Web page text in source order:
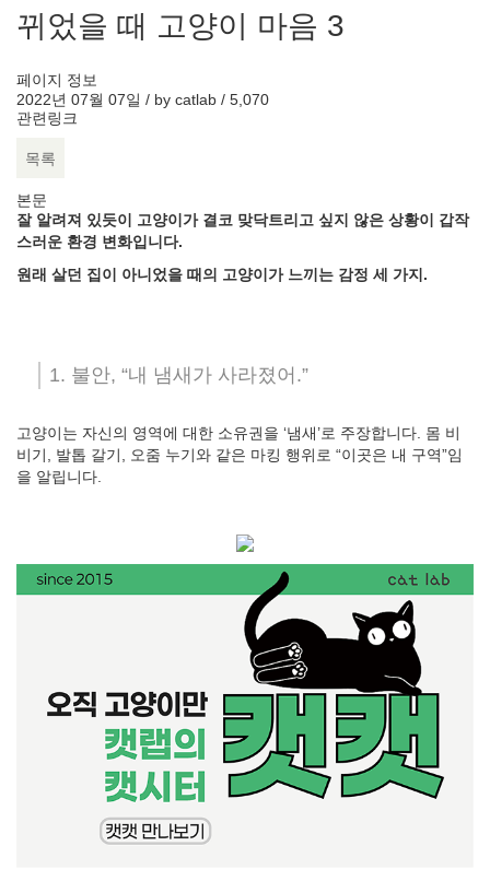
뀌었을 때 고양이 마음 3
페이지 정보
2022년 07월 07일 / by catlab / 5,070
관련링크
목록
본문
잘 알려져 있듯이 고양이가 결코 맞닥트리고 싶지 않은 상황이 갑작
스러운 환경 변화입니다.
원래 살던 집이 아니었을 때의 고양이가 느끼는 감정 세 가지.
1. 불안, “내 냄새가 사라졌어.”
고양이는 자신의 영역에 대한 소유권을 ‘냄새’로 주장합니다. 몸 비
비기, 발톱 갈기, 오줌 누기와 같은 마킹 행위로 “이곳은 내 구역”임
을 알립니다.